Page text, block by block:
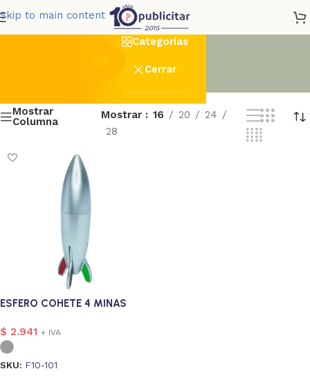
Skip to main content 4minas
Categorías
Cerrar
Mostrar
Columna
Mostrar 16 20
24
28
ESFERO COHETE 4 MINAS
$ 2.941 + IVA
SKU: F10-101